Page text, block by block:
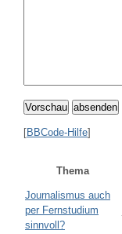
Vorschau absenden
[BBCode-Hilfe]
Thema
Journalismus auch
per Fernstudium
sinnvoll?